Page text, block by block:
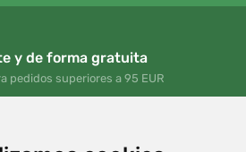
y de forma gratuita
pedidos superiores a 95 EUR
gratuitos
su pedido en cualquier momento